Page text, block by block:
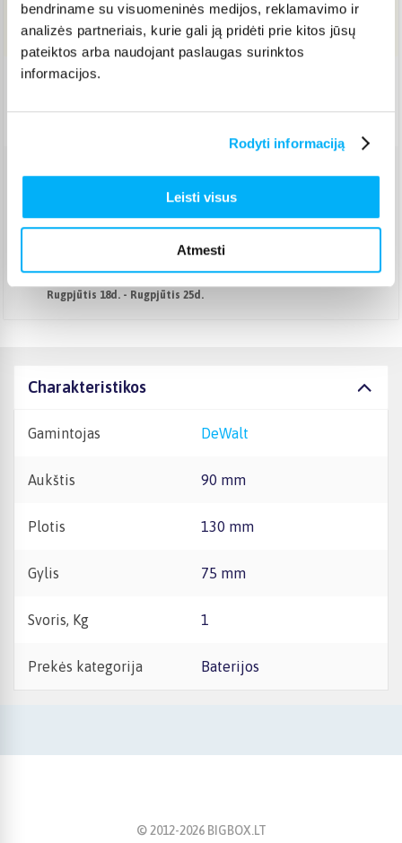
bendriname su visuomeninės medijos, reklamavimo ir
analizės partneriais, kurie gali ją pridėti prie kitos jūsų
pateiktos arba naudojant paslaugas surinktos
informacijos.
Rodyti informaciją
Leisti visus
Atmesti
Pristatymas Lietuvoje: 7-12 d.d.
Nemokamas 10 mėn. ARTEA lizingas
Rugpjūtis 18d. - Rugpjūtis 25d.
DPD kurjeris (3,99 €)
Rugpjūtis 18d. - Rugpjūtis 25d.
Atsiėmimas Veiverių g. 171, Kaunas (1,99 €)
Rugpjūtis 18d. - Rugpjūtis 25d.
Charakteristikos
Gamintojas DeWalt
Aukštis 90 mm
Plotis 130 mm
Gylis 75 mm
Svoris, Kg 1
Prekės kategorija Baterijos
© 2012-2026BIGBOX.LT